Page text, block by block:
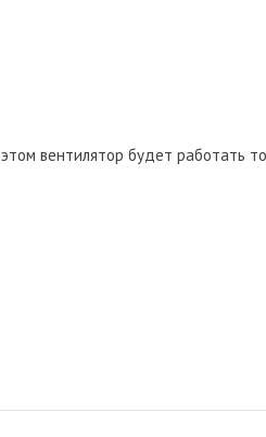
вентилятор будет работать